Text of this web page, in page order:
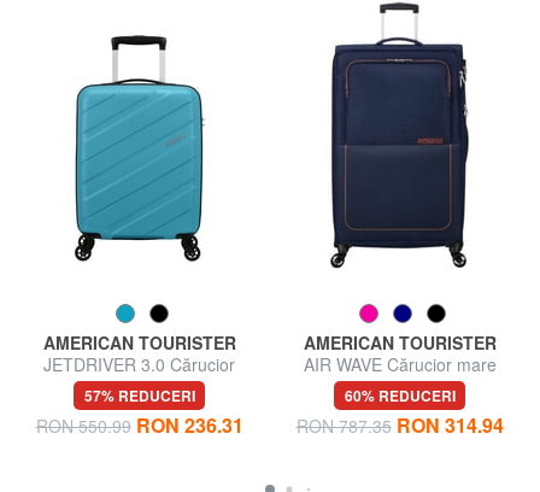
AMERICAN TOURISTER
JETDRIVER 3.0 Cărucior
pentru bagaje de mână
57% REDUCERI
RON 550.99 RON 236.31
AMERICAN TOURISTER
AIR WAVE Cărucior mare
60% REDUCERI
RON 787.35 RON 314.94